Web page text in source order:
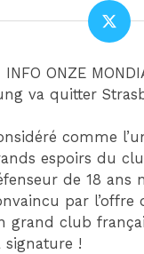
INFO ONZE
va quitter
comme
espoirs du
de 18 ans
par l’offre
grand club
signature !